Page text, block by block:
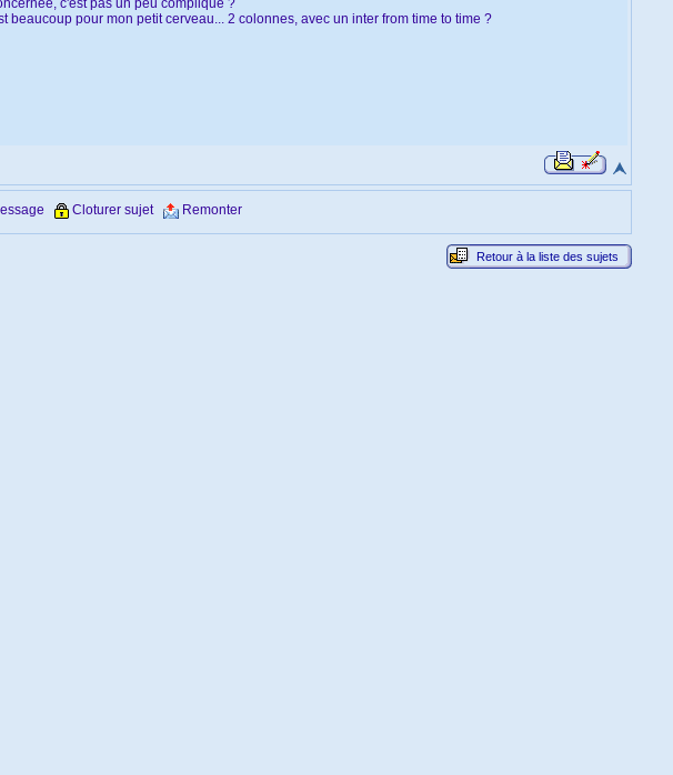
c'est pas un peu compliqué ?
beaucoup pour mon petit cerveau... 2 colonnes, avec un inter from time to time ?
Cloturer sujet Remonter
Retour à la liste des sujets